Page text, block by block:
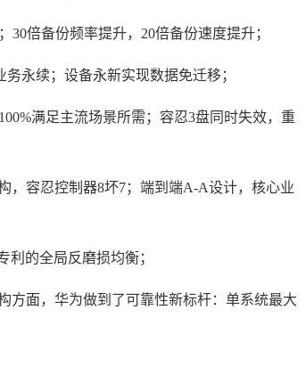
倍备份频率提升，20倍备份速度提升；
永续；设备永新实现数据免迁移；
满足主流场景所需；容忍3盘同时失效，重
，容忍控制器8坏7；端到端A-A设计，核心业
利的全局反磨损均衡；
方面，华为做到了可靠性新标杆：单系统最大